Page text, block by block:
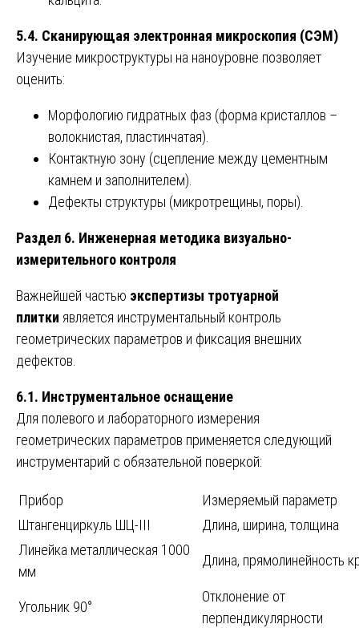
5.4. Сканирующая электронная микроскопия (СЭМ)
Изучение микроструктуры на наноуровне позволяет
оценить:
Морфологию гидратных фаз (форма кристаллов –
волокнистая, пластинчатая).
Контактную зону (сцепление между цементным
камнем и заполнителем).
Дефекты структуры (микротрещины, поры).
Раздел 6. Инженерная методика визуально-
измерительного контроля
Важнейшей частью экспертизы тротуарной
плитки является инструментальный контроль
геометрических параметров и фиксация внешних
дефектов.
6.1. Инструментальное оснащение
Для полевого и лабораторного измерения
геометрических параметров применяется следующий
инструментарий с обязательной поверкой:
Прибор
Измеряемый параметр
Штангенциркуль ШЦ-III
Длина, ширина, толщина
Линейка металлическая 1000
мм
Длина, прямолинейность
Угольник 90°
Отклонение от
перпендикулярности